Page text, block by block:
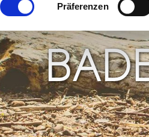
Präferenzen